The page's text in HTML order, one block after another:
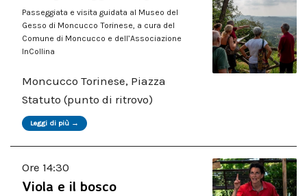
Passeggiata e visita guidata al Museo del
Gesso di Moncucco Torinese, a cura del
Comune di Moncucco e dell’Associazione
InCollina
Moncucco Torinese, Piazza
Statuto (punto di ritrovo)
Leggi di più →
Ore 14:30
Viola e il bosco